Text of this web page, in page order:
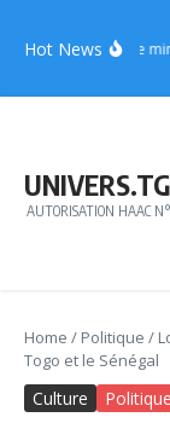
Hot NewsUFC : le
UNIVERS.TG
AUTORISATION HAAC
Home / Politique /
Togo et le Sénégal
Culture Politique